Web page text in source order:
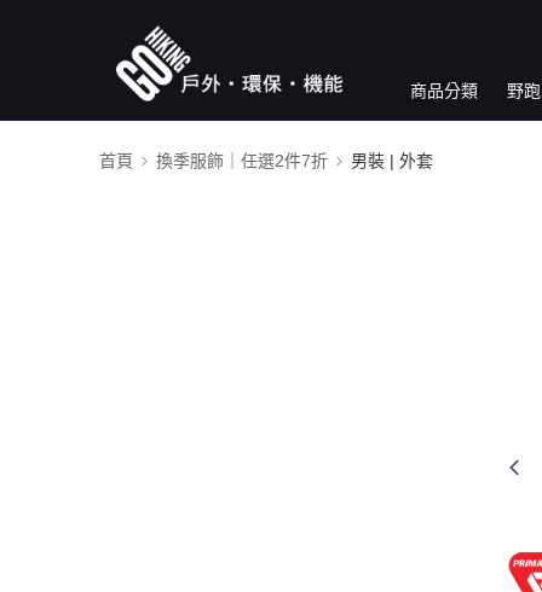
商品分類 野
首頁 換季服飾｜任選2件7折 男裝 | 外套